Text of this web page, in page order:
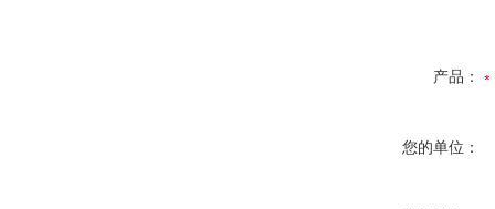
产品：
您的单位：